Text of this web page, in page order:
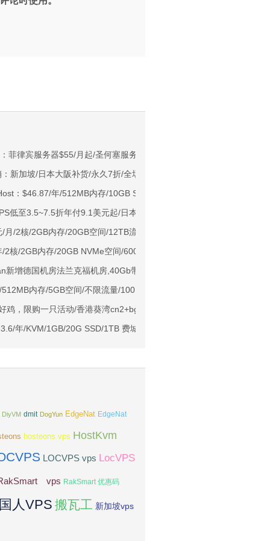
支持主流AI访问
下单送30元
/KVM/深港IX/双端独立IP/香港原生IP
CMIN2/软银等线路
国内优化网络
4GB/100GB NVMe/5TB@10Gbps/免费DDoS防御
6TB流量/10Gbps端口/KVM/洛杉矶
起
九折
菲律宾服务器$55/月起/圣何塞服务器$57/月起/可选优化/标准/国际线
新加坡/日本大阪补货/永久7折/全场8折
：$46.87/年/512MB内存/10GB SSD空间/500GB流量/1Gbps/KVM/
低至3.5~7.5折年付9.1美元起/日本/洛杉矶/保加利亚机房,CN2 GIA可
月/2核/2GB内存/20GB空间/12TB流量/300Mbps-1Gbps端口/KVM/香
2核/2GB内存/20GB NVMe空间/600GB流量/100Mbps端口/KVM/香港/
新增德国机房法兰克福机房,40Gb带宽,支持IPv6
内存/5GB空间/不限流量/100Mbps-200Mbps端口/NAT/KVM/台
鸡，限购一只活动/香港葵湾cn2+bgp线路VPS
年/KVM/1GB/20G SSD/1TB 费城
DiyVM dmit DogYun EdgeNat EdgeNat
hosteons vps HostKvm
LOCVPS vps LocVPS
vps RakSmart 优惠码
人VPS 搬瓦工 新加坡vps